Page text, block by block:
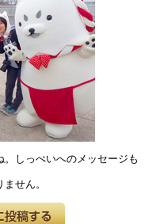
しっぺいへのメッセージも
せん。